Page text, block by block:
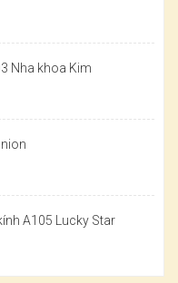
Nha khoa Kim
A105 Lucky Star